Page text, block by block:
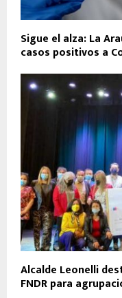
Sigue el alza: La
casos positivos a
Alcalde Leonelli
FNDR para